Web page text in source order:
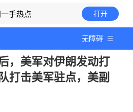
手热点 打开
无障碍
，美军对伊朗发动打
打击美军驻点，美副